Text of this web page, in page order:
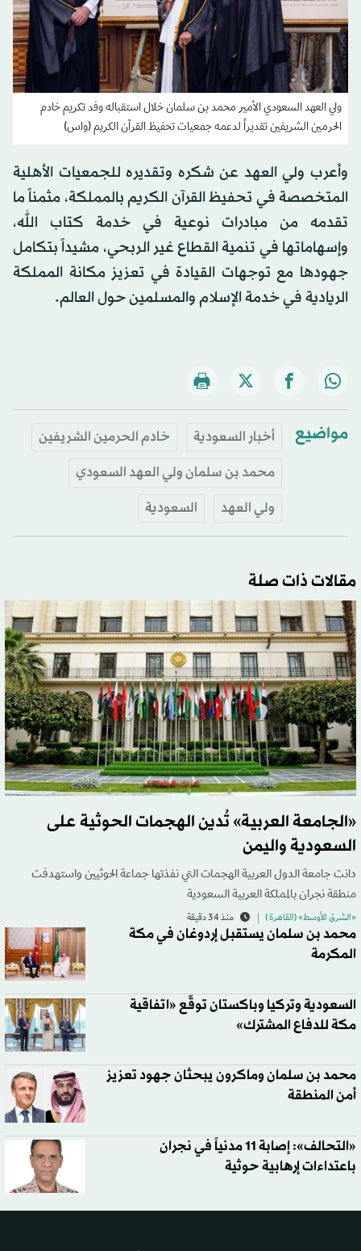
ولي العهد السعودي الأمير محمد بن سلمان خلال استقباله وفد تكريم خادم
الحرمين الشريفين تقديراً لدعمه جمعيات تحفيظ القرآن الكريم (واس)
وأعرب ولي العهد عن شكره وتقديره للجمعيات الأهلية
المتخصصة في تحفيظ القرآن الكريم بالمملكة، مثمناً ما
تقدمه من مبادرات نوعية في خدمة كتاب الله،
وإسهاماتها في تنمية القطاع غير الربحي، مشيداً بتكامل
جهودها مع توجهات القيادة في تعزيز مكانة المملكة
الريادية في خدمة الإسلام والمسلمين حول العالم.
مواضيع أخبار السعودية
خادم الحرمين الشريفين
محمد بن سلمان ولي العهد السعودي
ولي العهد
السعودية
مقالات ذات صلة
«الجامعة العربية» تُدين الهجمات الحوثية على
السعودية واليمن
دانت جامعة الدول العربية الهجمات التي نفذتها جماعة الحوثيين واستهدفت
منطقة نجران بالمملكة العربية السعودية
«الشرق الأوسط» (القاهرة ) منذ 34 دقيقة
محمد بن سلمان يستقبل إردوغان في مكة
المكرمة
السعودية وتركيا وباكستان توقّع «اتفاقية
مكة للدفاع المشترك»
محمد بن سلمان وماكرون يبحثان جهود تعزيز
أمن المنطقة
«التحالف»: إصابة 11 مدنياً في نجران
باعتداءات إرهابية حوثية